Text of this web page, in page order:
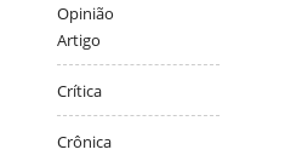
Opinião
Artigo
Crítica
Crônica